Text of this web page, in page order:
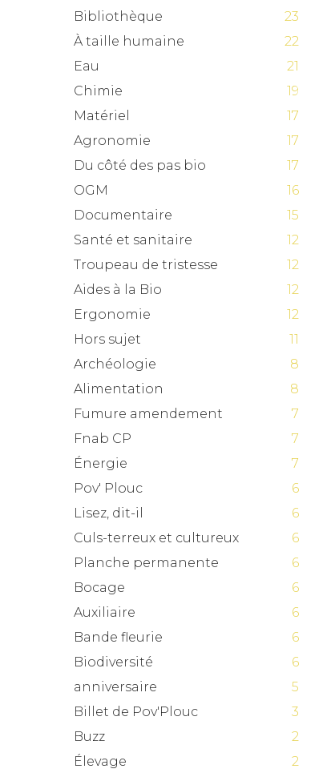
Bibliothèque
23
À taille humaine
22
Eau
21
Chimie
19
Matériel
17
Agronomie
17
Du côté des pas bio
17
OGM
16
Documentaire
15
Santé et sanitaire
12
Troupeau de tristesse
12
Aides à la Bio
12
Ergonomie
12
Hors sujet
11
Archéologie
8
Alimentation
8
Fumure amendement
7
Fnab CP
7
Énergie
7
Pov' Plouc
6
Lisez, dit-il
6
Culs-terreux et cultureux
6
Planche permanente
6
Bocage
6
Auxiliaire
6
Bande fleurie
6
Biodiversité
6
anniversaire
5
Billet de Pov'Plouc
3
Buzz
2
Élevage
2